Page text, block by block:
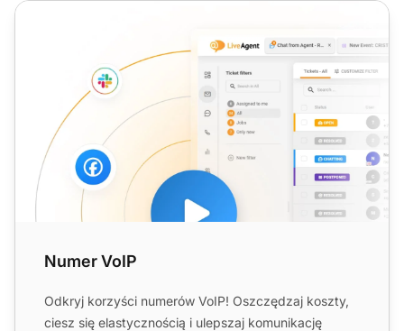
Numer VoIP
Numer VoIP
Odkryj korzyści numerów VoIP! Oszczędzaj koszty,
ciesz się elastycznością i ulepszaj komunikację